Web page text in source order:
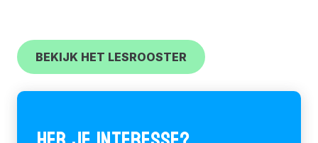
BEKIJK HET LESROOSTER